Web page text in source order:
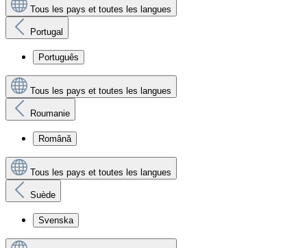
Tous les pays et toutes les langues
Portugal
Português
Tous les pays et toutes les langues
Roumanie
Română
Tous les pays et toutes les langues
Suède
Svenska